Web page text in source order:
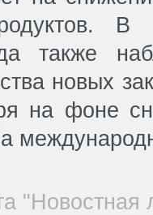
В
также
новых
на фоне
"Новостная